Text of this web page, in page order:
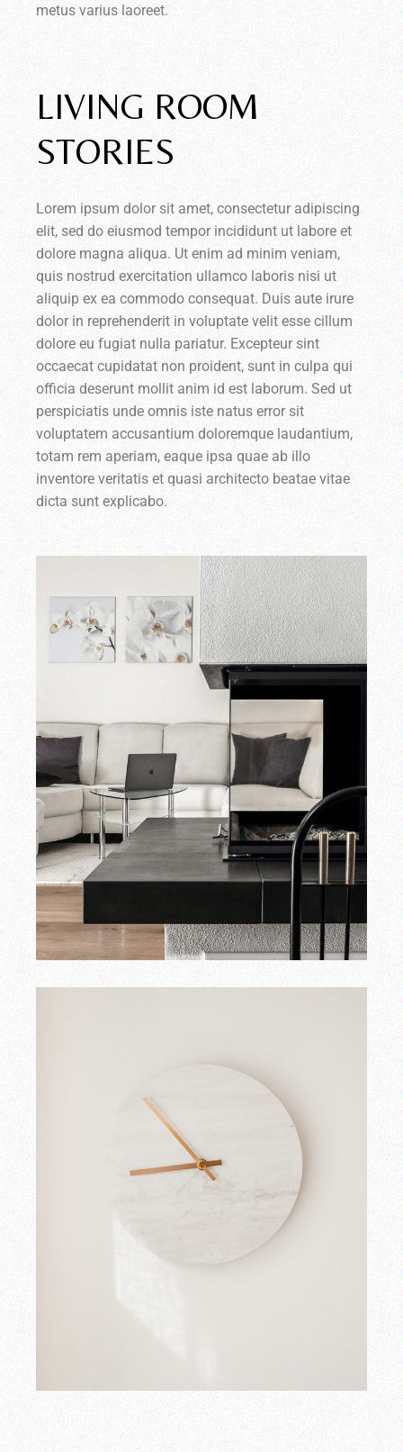
metus varius laoreet.
LIVING ROOM
STORIES
Lorem ipsum dolor sit amet, consectetur adipiscing
elit, sed do eiusmod tempor incididunt ut labore et
dolore magna aliqua. Ut enim ad minim veniam,
quis nostrud exercitation ullamco laboris nisi ut
aliquip ex ea commodo consequat. Duis aute irure
dolor in reprehenderit in voluptate velit esse cillum
dolore eu fugiat nulla pariatur. Excepteur sint
occaecat cupidatat non proident, sunt in culpa qui
officia deserunt mollit anim id est laborum. Sed ut
perspiciatis unde omnis iste natus error sit
voluptatem accusantium doloremque laudantium,
totam rem aperiam, eaque ipsa quae ab illo
inventore veritatis et quasi architecto beatae vitae
dicta sunt explicabo.